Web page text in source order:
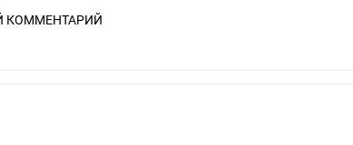
КОММЕНТАРИЙ